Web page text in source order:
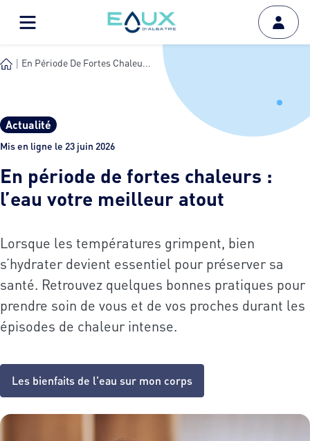
En Période De Fortes Chaleu...
Actualité
Mis en ligne le 23 juin 2026
En période de fortes chaleurs :
l’eau votre meilleur atout
Lorsque les températures grimpent, bien
s’hydrater devient essentiel pour préserver sa
santé. Retrouvez quelques bonnes pratiques pour
prendre soin de vous et de vos proches durant les
épisodes de chaleur intense.
Les bienfaits de l'eau sur mon corps